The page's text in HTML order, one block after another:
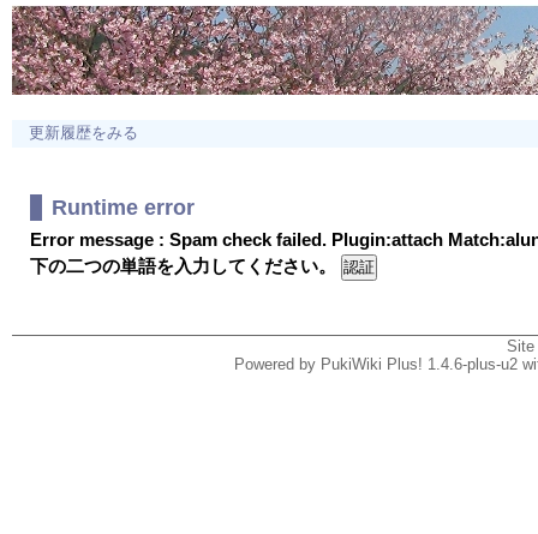
更新履歴をみる
Runtime error
Error message : Spam check failed. Plugin:attach
下の二つの単語を入力してください。
Powered by PukiWiki Plus! 1.4.6-plus-u2